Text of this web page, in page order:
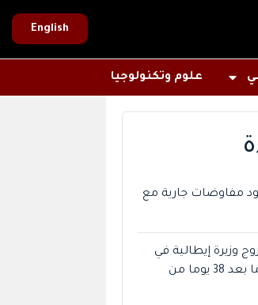
English
علوم وتكنولوجيا
مفاوضات جارية مع
وزيرة إيطالية في
بحيرة شمال روما بعد 38 يوما من